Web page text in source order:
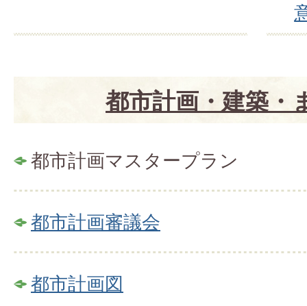
都市計画・建築・
都市計画マスタープラン
都市計画審議会
都市計画図